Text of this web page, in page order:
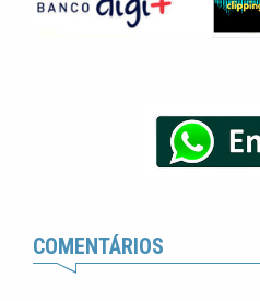
COMENTÁRIOS